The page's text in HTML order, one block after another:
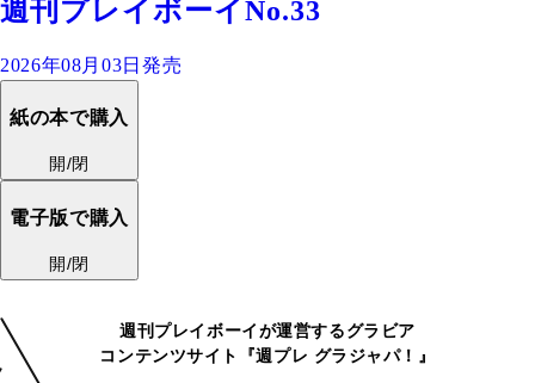
週刊プレイボーイNo.33
2026年08月03日発売
紙の本で購入
開/閉
電子版で購入
開/閉
週刊プレイボーイが運営するグラビア
コンテンツサイト『週プレ グラジャパ！』